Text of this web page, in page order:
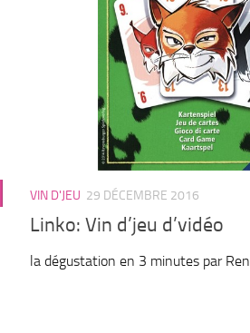
VIN D'JEU 29 DÉCEMBRE 2016
Linko: Vin d’jeu d’vidéo
la dégustation en 3 minutes par Ren